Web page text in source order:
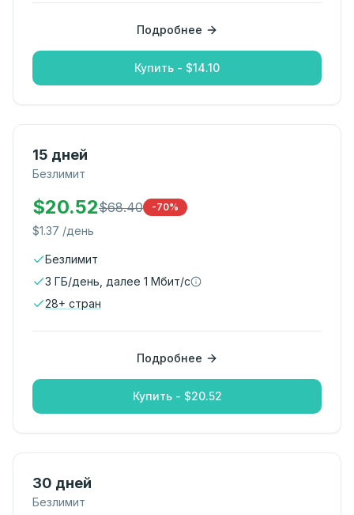
Подробнее
Купить - $14.10
15 дней
Безлимит
$20.52$68.40 -70%
$1.37 /день
Безлимит
3 ГБ/день, далее 1 Мбит/с
28+ стран
Подробнее
Купить - $20.52
30 дней
Безлимит